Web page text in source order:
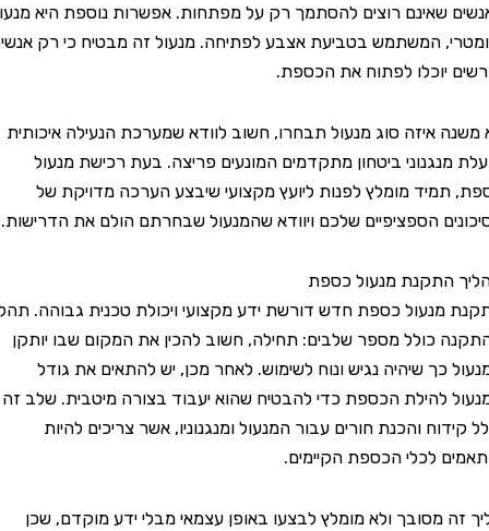
שאינם רוצים להסתמך רק על מפתחות. אפשרות נוספת היא מנעול
המשתמש בטביעת אצבע לפתיחה. מנעול זה מבטיח כי רק אנשים
יוכלו לפתוח את הכספת.
איזה סוג מנעול תבחרו, חשוב לוודא שמערכת הנעילה איכותית
ביטחון מתקדמים המונעים פריצה. בעת רכישת מנעול
מומלץ לפנות ליועץ מקצועי שיבצע הערכה מדויקת של
הספציפיים שלכם ויוודא שהמנעול שבחרתם הולם את הדרישות.
מנעול כספת
כספת חדש דורשת ידע מקצועי ויכולת טכנית גבוהה. תהליך
כולל מספר שלבים: תחילה, חשוב להכין את המקום שבו יותקן
שיהיה נגיש ונוח לשימוש. לאחר מכן, יש להתאים את גודל
להילת הכספת כדי להבטיח שהוא יעבוד בצורה מיטבית. שלב זה
והכנת חורים עבור המנעול ומנגנוניו, אשר צריכים להיות
לכלי הכספת הקיימים.
מסובך ולא מומלץ לבצעו באופן עצמאי מבלי ידע מוקדם, שכן